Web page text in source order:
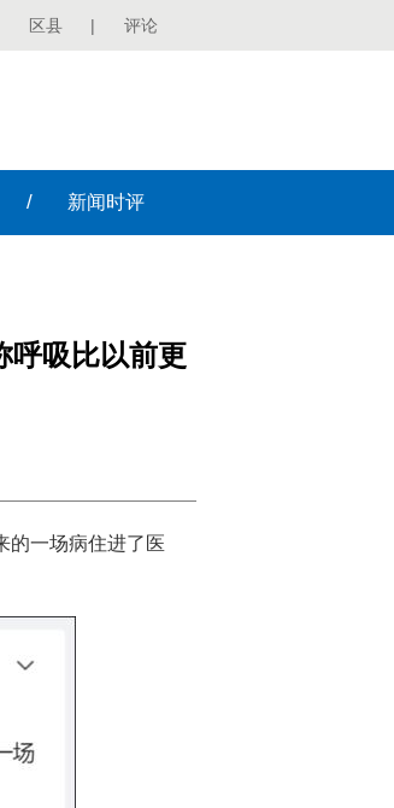
区县 | 评论
/ 新闻时评
呼吸比以前更
的一场病住进了医